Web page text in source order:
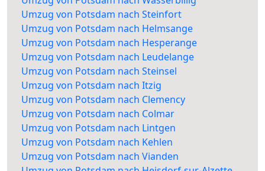
Umzug von Potsdam nach Steinfort
Umzug von Potsdam nach Helmsange
Umzug von Potsdam nach Hesperange
Umzug von Potsdam nach Leudelange
Umzug von Potsdam nach Steinsel
Umzug von Potsdam nach Itzig
Umzug von Potsdam nach Clemency
Umzug von Potsdam nach Colmar
Umzug von Potsdam nach Lintgen
Umzug von Potsdam nach Kehlen
Umzug von Potsdam nach Vianden